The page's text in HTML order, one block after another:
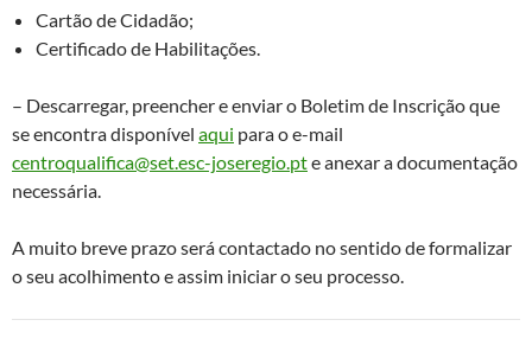
Cartão de Cidadão;
Certificado de Habilitações.
– Descarregar, preencher e enviar o Boletim de Inscrição que
se encontra disponível aqui para o e-mail
centroqualifica@set.esc-joseregio.pte anexar a documentação
necessária.
A muito breve prazo será contactado no sentido de formalizar
o seu acolhimento e assim iniciar o seu processo.